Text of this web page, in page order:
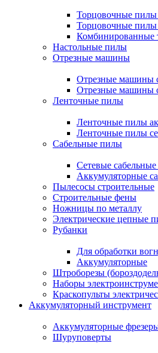
Торцовочные пилы
Торцовочные пилы
Комбинированные
Настольные пилы
Отрезные машины
Отрезные машины
Отрезные машины
Ленточные пилы
Ленточные пилы
Ленточные пилы
Сабельные пилы
Сетевые
Аккумуляторные
Пылесосы строительные
Строительные фены
Ножницы по металлу
Электрические цепные
Рубанки
Для обработки
Аккумуляторные
Штроборезы
Наборы
Краскопульты
Аккумуляторный инструмент
Аккумуляторные
Шуруповерты